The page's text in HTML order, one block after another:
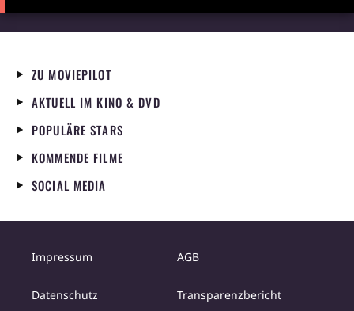
ZU MOVIEPILOT
AKTUELL IM KINO & DVD
POPULÄRE STARS
KOMMENDE FILME
SOCIAL MEDIA
Impressum AGB
Datenschutz Transparenzbericht